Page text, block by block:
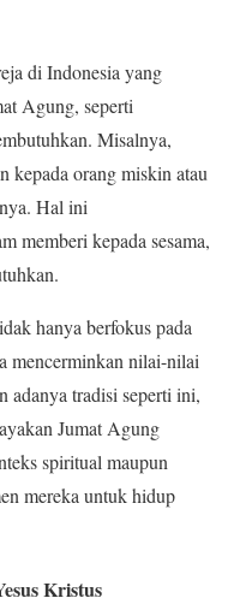
di Indonesia yang
Agung, seperti
Misalnya,
kepada orang miskin atau
Hal ini
memberi kepada sesama,
hanya berfokus pada
mencerminkan nilai-nilai
adanya tradisi seperti ini,
Jumat Agung
spiritual maupun
mereka untuk hidup
Kristus